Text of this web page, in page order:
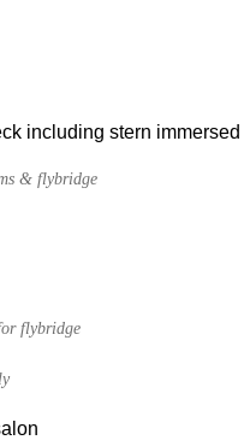
including stern immersed
& flybridge
flybridge